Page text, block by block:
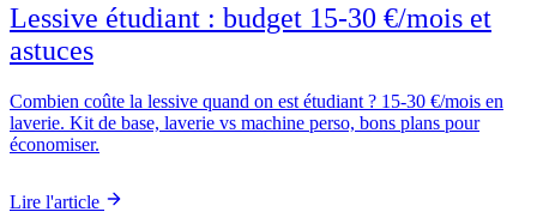
Lessive étudiant : budget 15-30 €/mois et
astuces
Combien coûte la lessive quand on est étudiant ? 15-30 €/mois en
laverie. Kit de base, laverie vs machine perso, bons plans pour
économiser.
Lire l'article